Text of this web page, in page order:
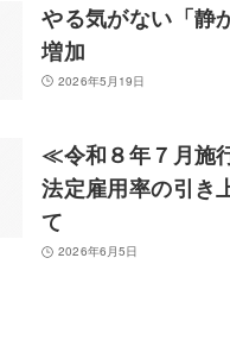
やる気がない「静
増加
2026年5月19日
≪令和８年７月施
法定雇用率の引き
て
2026年6月5日